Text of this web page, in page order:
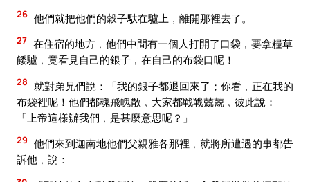
26 他們就把他們的穀子馱在驢上﹐離開那裡去了。
27 在住宿的地方﹐他們中間有一個人打開了口袋﹐要拿糧草
餧驢﹐竟看見自己的銀子﹐在自己的布袋口呢！
28 就對弟兄們說：「我的銀子都退回來了；你看﹐正在我的
布袋裡呢！他們都魂飛魄散﹐大家都戰戰兢兢﹐彼此說：
「上帝這樣辦我們﹐是甚麼意思呢？」
29 他們來到迦南地他們父親雅各那裡﹐就將所遭遇的事都告
訴他﹐說：